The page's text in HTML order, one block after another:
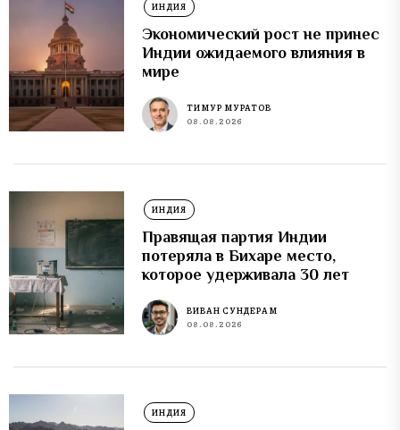
ИНДИЯ
Экономический рост не принес
Индии ожидаемого влияния в
мире
ТИМУР МУРАТОВ
08.08.2026
ИНДИЯ
Правящая партия Индии
потеряла в Бихаре место,
которое удерживала 30 лет
ВИВАН СУНДЕРАМ
08.08.2026
ИНДИЯ